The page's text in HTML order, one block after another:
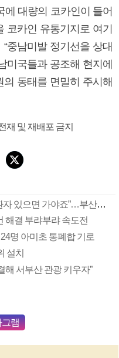
에 대량의 코카인이 들어
코카인 유통기지로 여기
중남미발 정기선을 상대
미국들과 공조해 현지에
동태를 면밀히 주시해
재 및 재배포 금지
“600km 넘는 하늘길 멀어도 응급환자 있으면 가야죠”…부산소방항공대 활약상 눈길
해결 부랴부랴 속도전
명 아미초 통폐합 기로
설치
해 서부산 관광 키우자”
램